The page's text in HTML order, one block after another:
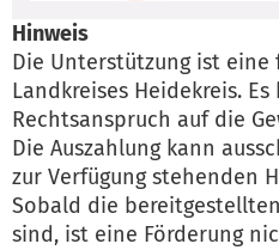
Hinweis
Die Unterstützung ist eine
Landkreises Heidekreis.
Rechtsanspruch auf die
Die Auszahlung kann
zur Verfügung stehenden
Sobald die
sind, ist eine Förderung